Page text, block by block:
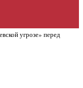
угрозе» перед